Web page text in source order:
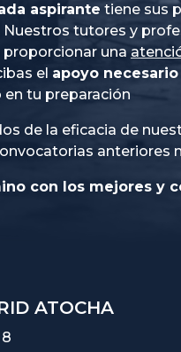
aspirante tiene sus
Nuestros tutores y
una
el apoyo necesario
tu preparación
de la eficacia de
anteriores
con los mejores y
ATOCHA